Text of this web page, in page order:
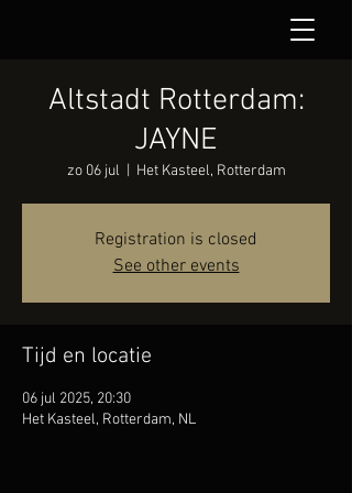
Altstadt Rotterdam:
JAYNE
zo 06 jul Het Kasteel, Rotterdam
Registration is closed
See other events
Tijd en locatie
06 jul 2025, 20:30
Het Kasteel, Rotterdam, NL